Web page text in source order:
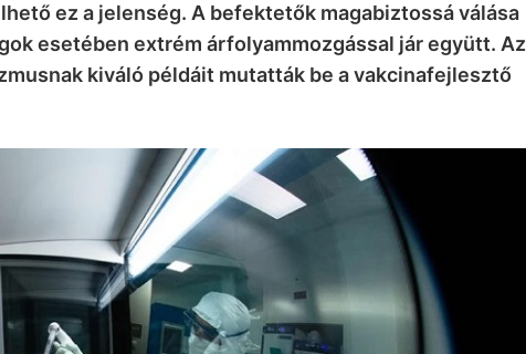
ez a jelenség. A befektetők magabiztossá válása
esetében extrém árfolyammozgással jár együtt. Az
kiváló példáit mutatták be a vakcinafejlesztő